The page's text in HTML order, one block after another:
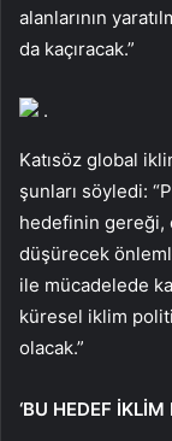
alanlarının
da kaçıracak.”
.
Katısöz global
şunları söyledi:
hedefinin gereği,
düşürecek
ile mücadelede
küresel iklim
olacak.”
‘BU HEDEF